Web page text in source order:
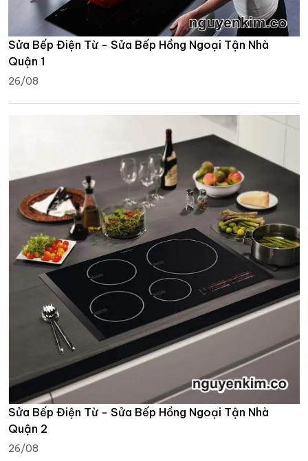
Sửa Bếp Điện Từ - Sửa Bếp Hồng Ngoại Tận Nhà
Quận 1
26/08
Sửa Bếp Điện Từ - Sửa Bếp Hồng Ngoại Tận Nhà
Quận 2
26/08